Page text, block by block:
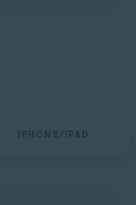
IPHONE/IPAD